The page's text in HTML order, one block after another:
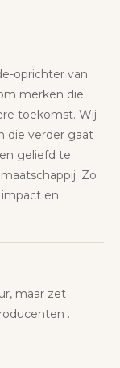
oprichter van
merken die
toekomst. Wij
die verder gaat
geliefd te
Zo
en
maar zet
.